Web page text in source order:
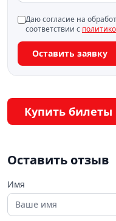
Даю согласие на
соответствии с
Оставить заявку
Купить билеты
Оставить отзыв
Имя